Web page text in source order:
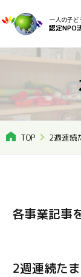
一人の子
認定NPO
TOP 2週連続
各事業記事
2週連続た